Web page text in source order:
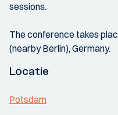
sessions.
The conference takes
(nearby Berlin), Germany.
Locatie
Potsdam